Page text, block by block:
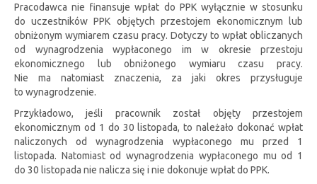
Pracodawca nie finansuje wpłat do PPK wyłącznie w stosunku
do uczestników PPK objętych przestojem ekonomicznym lub
obniżonym wymiarem czasu pracy. Dotyczy to wpłat obliczanych
od wynagrodzenia wypłaconego im w okresie przestoju
ekonomicznego lub obniżonego wymiaru czasu pracy.
Nie ma natomiast znaczenia, za jaki okres przysługuje
to wynagrodzenie.
Przykładowo, jeśli pracownik został objęty przestojem
ekonomicznym od 1 do 30 listopada, to należało dokonać wpłat
naliczonych od wynagrodzenia wypłaconego mu przed 1
listopada. Natomiast od wynagrodzenia wypłaconego mu od 1
do 30 listopada nie nalicza się i nie dokonuje wpłat do PPK.